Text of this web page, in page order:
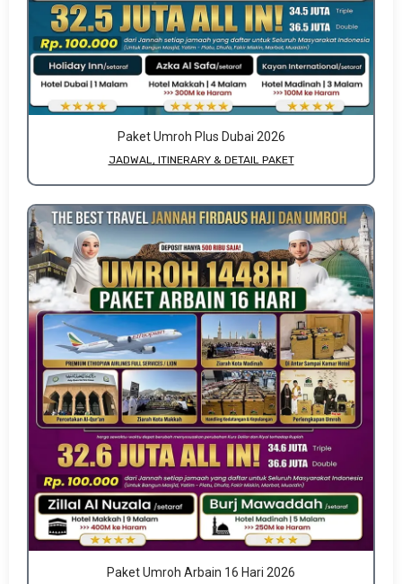
Paket Umroh Plus Dubai 2026
JADWAL, ITINERARY & DETAIL PAKET
Paket Umroh Arbain 16 Hari 2026